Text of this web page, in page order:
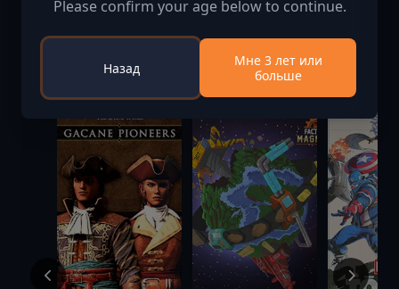
Подобные игры
Please confirm your age below to continue.
Назад
Мне 3 лет или
больше